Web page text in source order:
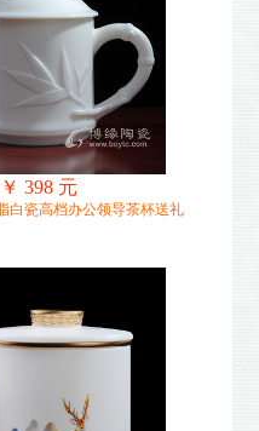
￥ 398 元
白瓷高档办公领导茶杯送礼